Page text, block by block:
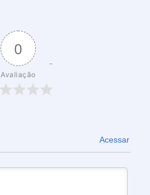
0
Avaliação
Acessar